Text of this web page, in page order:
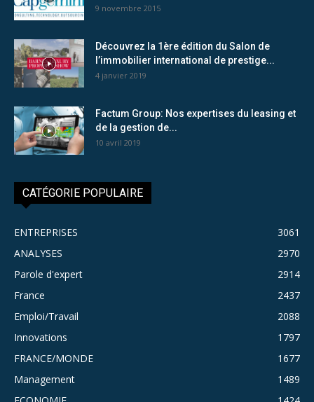
9 novembre 2015
Découvrez la 1ère édition du Salon de
l’immobilier international de prestige...
4 janvier 2019
Factum Group: Nos expertises du leasing et
de la gestion de...
10 avril 2019
CATÉGORIE POPULAIRE
ENTREPRISES
3061
ANALYSES
2970
Parole d'expert
2914
France
2437
Emploi/Travail
2088
Innovations
1797
FRANCE/MONDE
1677
Management
1489